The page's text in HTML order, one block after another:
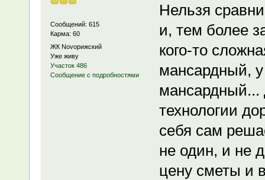
Сообщений: 615
Карма: 60
ЖК Novoрижский
Уже живу
Участок 486
Сообщение с подробностями
Нельзя
и, тем более
кого-то
мансардный, у
мансардный...
технологии
себя сам
не один, и не
цену сметы и